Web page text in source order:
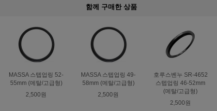
함께 구매한 상품
MASSA 스텝업링 52-
55mm (메탈/고급형)
2,500원
MASSA 스텝업링 49-
58mm (메탈/고급형)
2,500원
호루스벤누 SR-4652
스텝업링 46-52mm
(메탈/고급형)
2,500원